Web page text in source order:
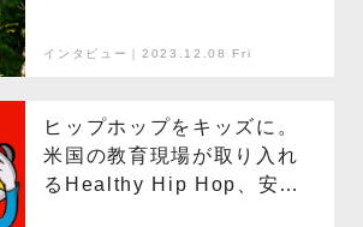
インタビュー｜2023.12.08 Fri
ヒップホップをキッズに。
米国の教育現場が取り入れ
るHealthy Hip Hop、安全